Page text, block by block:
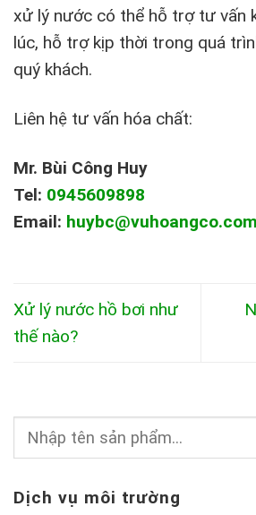
xử lý nước có thể hỗ trợ tư vấn
lúc, hỗ trợ kịp thời trong quá
quý khách.
Liên hệ tư vấn hóa chất:
Mr. Bùi Công Huy
Tel: 0945609898
Email:
Xử lý nước hồ bơi như
thế nào?
Dịch vụ môi trường